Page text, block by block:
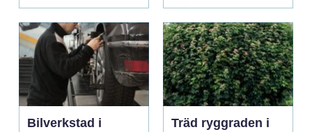
Bilverkstad i
Träd ryggraden i